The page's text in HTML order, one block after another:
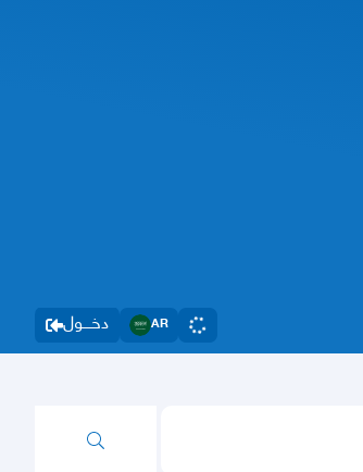
دخــــول AR